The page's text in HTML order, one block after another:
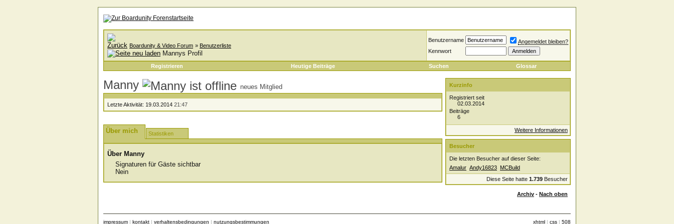
Boardunity & Video Forum » Benutzerliste
Mannys Profil
Benutzername
Angemeldet bleiben?
Kennwort
Registrieren Heutige Beiträge Suchen Glossar
Manny neues Mitglied
Letzte Aktivität: 19.03.2014 21:47
Über mich Statistiken
Über Manny
Signaturen für Gäste sichtbar
Nein
Kurzinfo
Registriert seit
02.03.2014
Beiträge
6
Weitere Informationen
Besucher
Die letzten Besucher auf dieser Seite:
Amalur Andy16823 MCBuild
Diese Seite hatte 1.739 Besucher
Archiv - Nach oben
impressum | kontakt | verhaltensbedingungen | nutzungsbestimmungen xhtml | css | 508